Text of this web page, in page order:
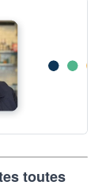
toutes